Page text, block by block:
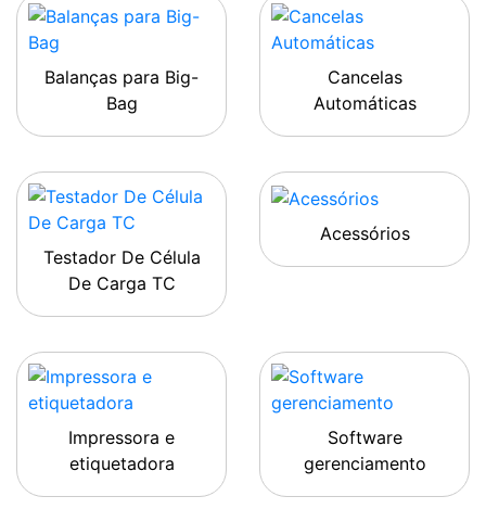
Balanças para Big-
Bag
Cancelas
Automáticas
Testador De Célula
De Carga TC
Acessórios
Impressora e
etiquetadora
Software
gerenciamento